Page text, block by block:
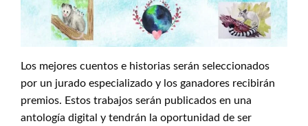
Los mejores cuentos e historias serán seleccionados
por un jurado especializado y los ganadores recibirán
premios. Estos trabajos serán publicados en una
antología digital y tendrán la oportunidad de ser